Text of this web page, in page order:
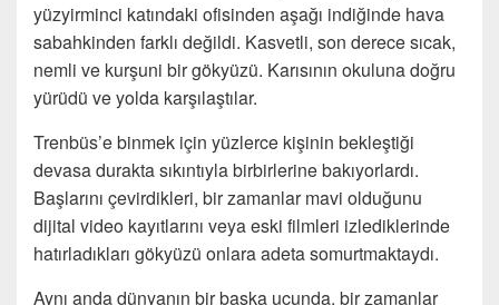
yüzyirminci katındaki ofisinden aşağı indiğinde hava
sabahkinden farklı değildi. Kasvetli, son derece sıcak,
nemli ve kurşuni bir gökyüzü. Karısının okuluna doğru
yürüdü ve yolda karşılaştılar.
Trenbüs’e binmek için yüzlerce kişinin bekleştiği
devasa durakta sıkıntıyla birbirlerine bakıyorlardı.
Başlarını çevirdikleri, bir zamanlar mavi olduğunu
dijital video kayıtlarını veya eski filmleri izlediklerinde
hatırladıkları gökyüzü onlara adeta somurtmaktaydı.
Aynı anda dünyanın bir başka ucunda, bir zamanlar